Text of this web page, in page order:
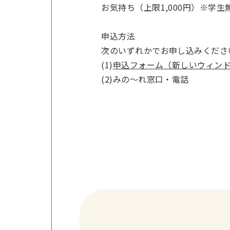
お気持ち（上限1,000円）※学生
申込方法
次のいずれかでお申し込みくださ
(1)申込フォーム（新しいウィン
(2)みの～れ窓口・電話